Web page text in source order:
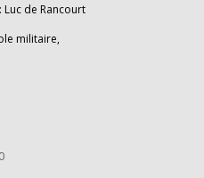
de Rancourt
militaire,